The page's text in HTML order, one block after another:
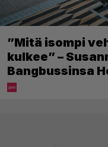
”Mitä isompi
kulkee” –
Bangbussinsa